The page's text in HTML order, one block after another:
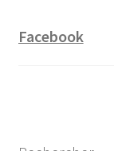
Facebook